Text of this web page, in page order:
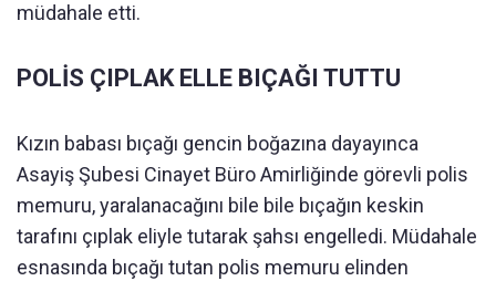
müdahale etti.
POLİS ÇIPLAK ELLE BIÇAĞI TUTTU
Kızın babası bıçağı gencin boğazına dayayınca
Asayiş Şubesi Cinayet Büro Amirliğinde görevli polis
memuru, yaralanacağını bile bile bıçağın keskin
tarafını çıplak eliyle tutarak şahsı engelledi. Müdahale
esnasında bıçağı tutan polis memuru elinden